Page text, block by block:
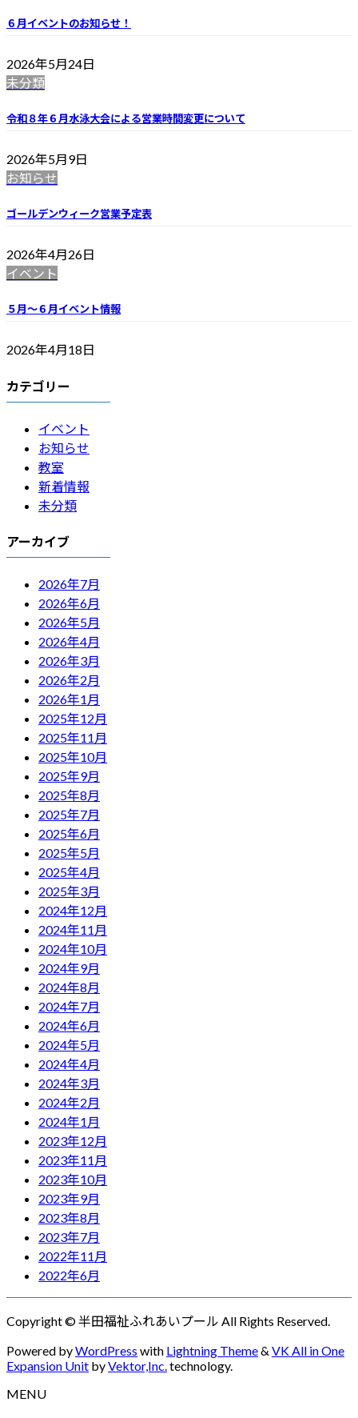
６月イベントのお知らせ！
2026年5月24日
未分類
令和８年６月水泳大会による営業時間変更について
2026年5月9日
お知らせ
ゴールデンウィーク営業予定表
2026年4月26日
イベント
５月～６月イベント情報
2026年4月18日
カテゴリー
イベント
お知らせ
教室
新着情報
未分類
アーカイブ
2026年7月
2026年6月
2026年5月
2026年4月
2026年3月
2026年2月
2026年1月
2025年12月
2025年11月
2025年10月
2025年9月
2025年8月
2025年7月
2025年6月
2025年5月
2025年4月
2025年3月
2024年12月
2024年11月
2024年10月
2024年9月
2024年8月
2024年7月
2024年6月
2024年5月
2024年4月
2024年3月
2024年2月
2024年1月
2023年12月
2023年11月
2023年10月
2023年9月
2023年8月
2023年7月
2022年11月
2022年6月
Copyright © 半田福祉ふれあいプール All Rights Reserved.
Powered byWordPress with Lightning Theme& VK All in One
Expansion Unit byVektor,Inc.technology.
MENU